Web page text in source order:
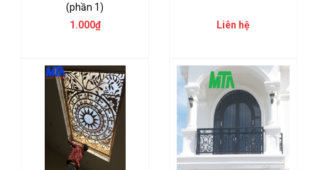
(phần 1)
1.000₫
Liên hệ